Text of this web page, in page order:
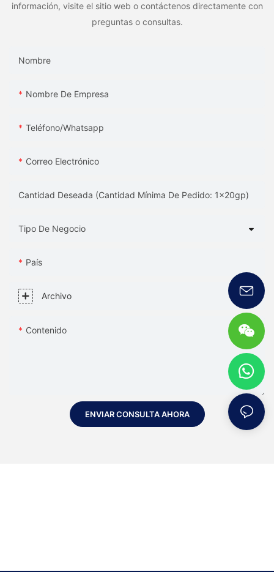
información, visite el sitio web o contáctenos directamente con
preguntas o consultas.
Nombre
Nombre De Empresa
Teléfono/whatsapp
Correo Electrónico
Cantidad Deseada (Cantidad Mínima De Pedido: 1x20gp)
Tipo De Negocio
País
Archivo
Contenido
ENVIAR CONSULTA AHORA